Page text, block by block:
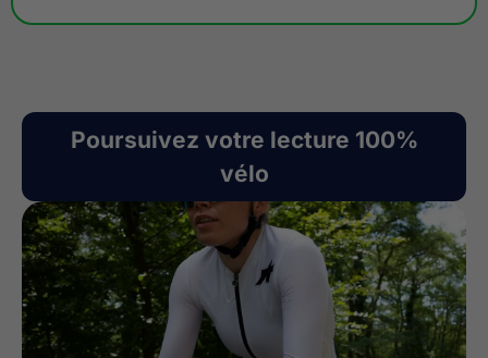
Poursuivez votre lecture 100%
vélo